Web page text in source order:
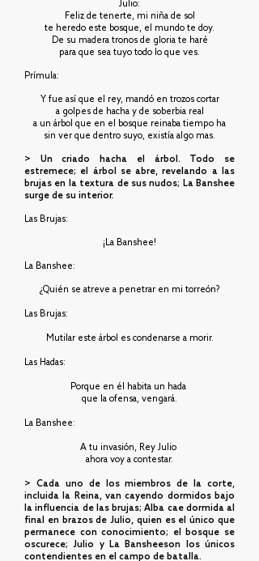
Julio:
Feliz de tenerte, mi niña de sol
te heredo este bosque, el mundo te doy.
De su madera tronos de gloria te haré
para que sea tuyo todo lo que ves.
Prímula:
Y fue así que el rey, mandó en trozos cortar
a golpes de hacha y de soberbia real
a un árbol que en el bosque reinaba tiempo ha
sin ver que dentro suyo, existía algo mas.
> Un criado hacha el árbol. Todo se
estremece; el árbol se abre, revelando a las
brujas en la textura de sus nudos; La Banshee
surge de su interior.
Las Brujas:
¡La Banshee!
La Banshee:
¿Quién se atreve a penetrar en mi torreón?
Las Brujas:
Mutilar este árbol es condenarse a morir.
Las Hadas:
Porque en él habita un hada
que la ofensa, vengará.
La Banshee:
A tu invasión, Rey Julio
ahora voy a contestar.
> Cada uno de los miembros de la corte,
incluida la Reina, van cayendo dormidos bajo
la influencia de las brujas; Alba cae dormida al
final en brazos de Julio, quien es el único que
permanece con conocimiento; el bosque se
oscurece; Julio y La Bansheeson los únicos
contendientes en el campo de batalla.